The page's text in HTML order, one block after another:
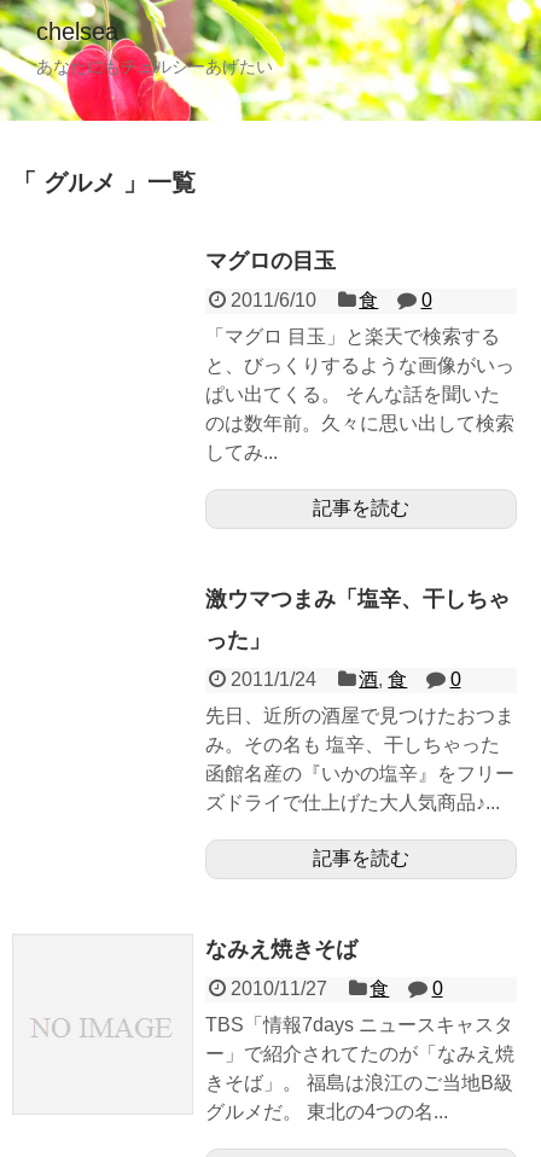
chelsea
あなたにもチェルシーあげたい
グルメ 一覧
マグロの目玉
2011/6/10 食
0
「マグロ 目玉」と楽天で検索する
と、びっくりするような画像がいっ
ぱい出てくる。 そんな話を聞いた
のは数年前。久々に思い出して検索
してみ...
記事を読む
激ウマつまみ「塩辛、干しちゃ
った」
2011/1/24 酒,食
0
先日、近所の酒屋で見つけたおつま
み。その名も 塩辛、干しちゃった
函館名産の『いかの塩辛』をフリー
ズドライで仕上げた大人気商品♪...
記事を読む
なみえ焼きそば
2010/11/27 食
0
TBS「情報7days ニュースキャスタ
ー」で紹介されてたのが「なみえ焼
きそば」。 福島は浪江のご当地B級
グルメだ。 東北の4つの名...